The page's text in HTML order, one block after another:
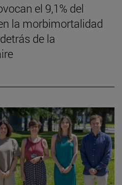
el 9,1% del
la morbimortalidad
de la